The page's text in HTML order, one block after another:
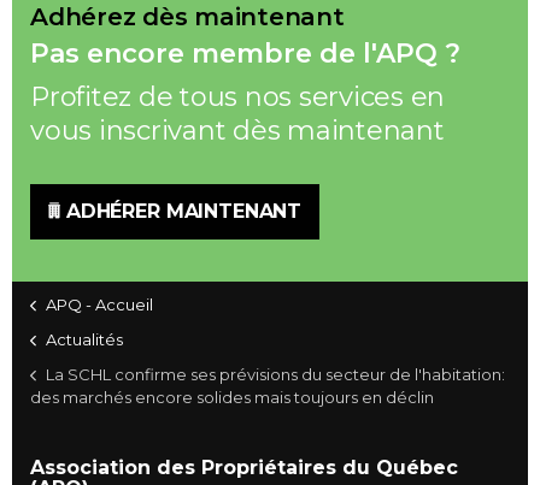
Adhérez dès maintenant
Pas encore membre de l'APQ ?
Profitez de tous nos services en
vous inscrivant dès maintenant
ADHÉRER MAINTENANT
APQ - Accueil
Actualités
La SCHL confirme ses prévisions du secteur de l'habitation:
des marchés encore solides mais toujours en déclin
Association des Propriétaires du Québec